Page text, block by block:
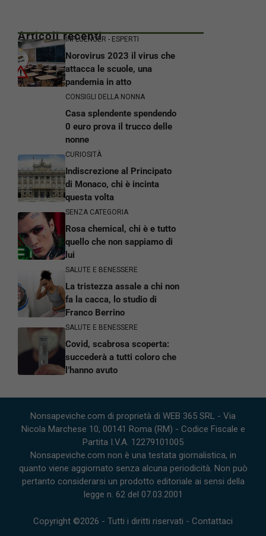
Articoli recentiINFLUENCER - ESPERTI
Norovirus 2023 il virus che
attacca le scuole, una
pandemia in atto
CONSIGLI DELLA NONNA
Casa splendente spendendo
0 euro prova il trucco delle
nonne
CURIOSITÀ
Indiscrezione al Principato
di Monaco, chi è incinta
questa volta
SENZA CATEGORIA
Rosa chemical, chi è e tutto
quello che non sappiamo di
lui
SALUTE E BENESSERE
La tristezza assale a chi non
fa la cacca, lo studio di
Franco Berrino
SALUTE E BENESSERE
Covid, scabrosa scoperta:
succederà a tutti coloro che
l’hanno avuto
Nonsapeviche.com di proprietà di WEB 365 SRL - Via
Nicola Marchese 10, 00141 Roma (RM) - Codice Fiscale e
Partita I.V.A. 12279101005
Nonsapeviche.com non è una testata giornalistica, in
quanto viene aggiornato senza alcuna periodicità. Non può
pertanto considerarsi un prodotto editoriale ai sensi della
legge n. 62 del 07.03.2001
Copyright ©2026 - Tutti i diritti riservati - Contattaci